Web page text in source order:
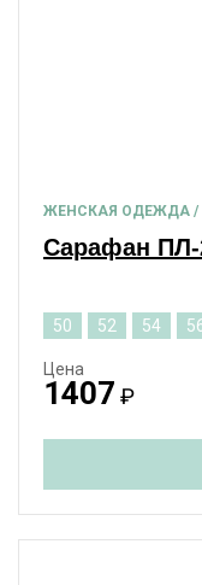
ЖЕНСКАЯ ОДЕЖДА /
Сарафан ПЛ-
50 52 54
Цена
1407 ₽